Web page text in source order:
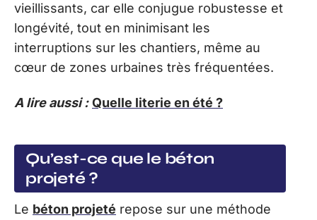
vieillissants, car elle conjugue robustesse et
longévité, tout en minimisant les
interruptions sur les chantiers, même au
cœur de zones urbaines très fréquentées.
A lire aussi : Quelle literie en été ?
Qu’est-ce que le béton
projeté ?
Le béton projeté repose sur une méthode